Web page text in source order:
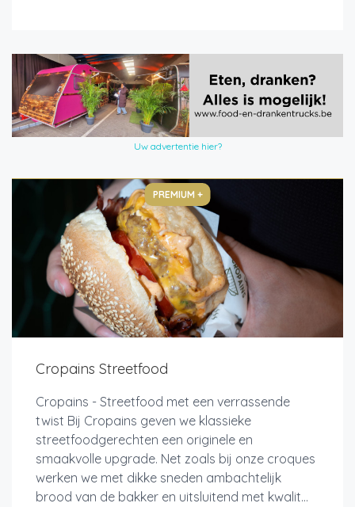
Uw advertentie hier?
PREMIUM +
Cropains Streetfood
Cropains - Streetfood met een verrassende
twist Bij Cropains geven we klassieke
streetfoodgerechten een originele en
smaakvolle upgrade. Net zoals bij onze croques
werken we met dikke sneden ambachtelijk
brood van de bakker en uitsluitend met kwalit...